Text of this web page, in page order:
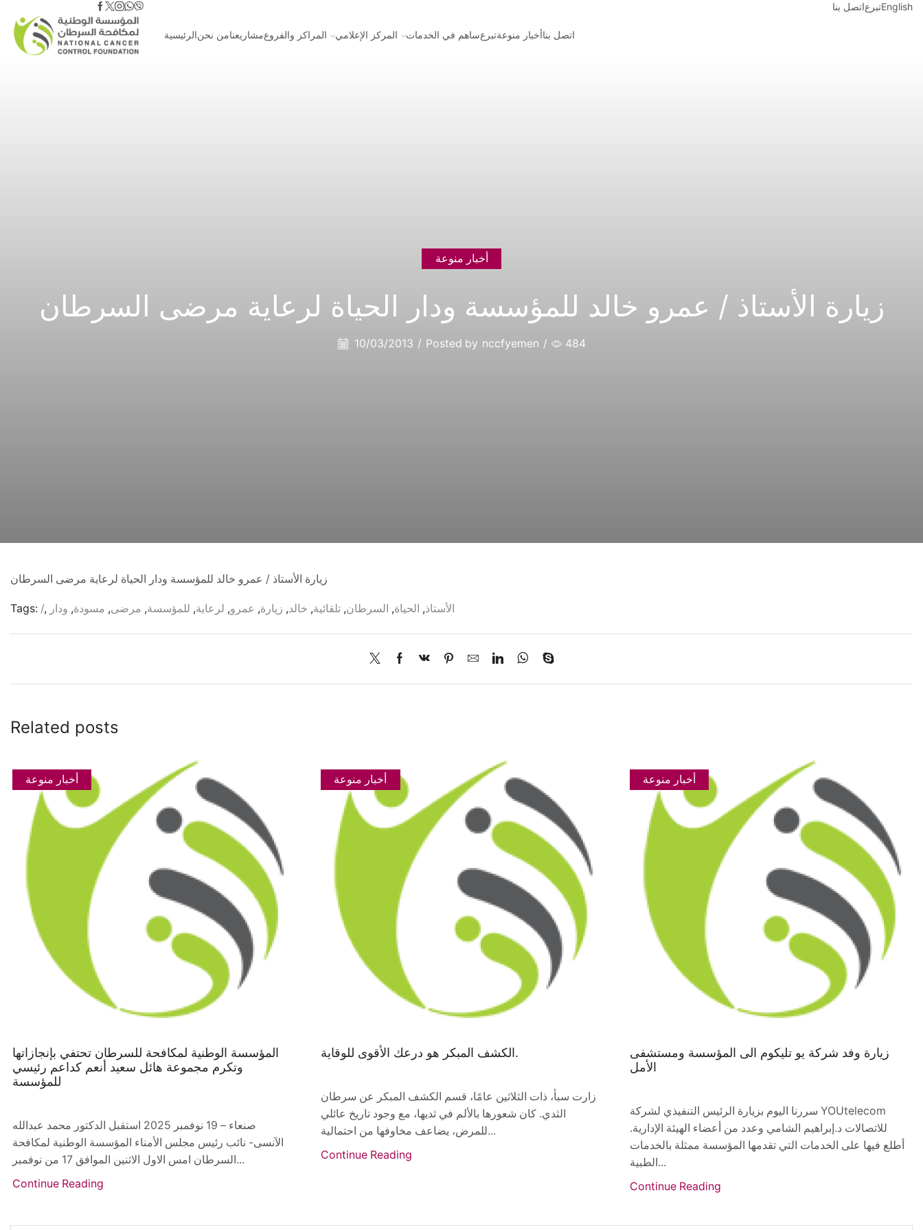
اتصل بناتبرعEnglish
الرئيسيةمن نحنمشاريعناالمراكز والفروع المركز الإعلامي ساهم في الخدماتتبرعأخبار منوعةاتصل بنا
أخبار منوعة
زيارة الأستاذ / عمرو خالد للمؤسسة ودار الحياة لرعاية مرضى السرطان
10/03/2013 / Posted by nccfyemen / 484
زيارة الأستاذ / عمرو خالد للمؤسسة ودار الحياة لرعاية مرضى السرطان
Tags: /, الأستاذ, الحياة, السرطان, تلقائية, خالد, زيارة, عمرو, لرعاية, للمؤسسة, مرضى, مسودة, ودار
Related posts
أخبار منوعة
المؤسسة الوطنية لمكافحة للسرطان تحتفي بإنجازاتها
وتكرم مجموعة هائل سعيد أنعم كداعم رئيسي
للمؤسسة
صنعاء – 19 نوفمبر 2025 استقبل الدكتور محمد عبدالله
الآنسى- نائب رئيس مجلس الأمناء المؤسسة الوطنية لمكافحة
السرطان امس الاول الاثنين الموافق 17 من نوفمبر...
Continue Reading
أخبار منوعة
الكشف المبكر هو درعك الأقوى للوقاية.
زارت سبأ، ذات الثلاثين عامًا، قسم الكشف المبكر عن سرطان
الثدي. كان شعورها بالألم في ثديها، مع وجود تاريخ عائلي
للمرض، يضاعف مخاوفها من احتمالية...
Continue Reading
أخبار منوعة
زيارة وفد شركة يو تليكوم الى المؤسسة ومستشفى
الأمل
سررنا اليوم بزيارة الرئيس التنفيذي لشركة YOUtelecom
للاتصالات د.إبراهيم الشامي وعدد من أعضاء الهيئة الإدارية.
أطلع فيها على الخدمات التي تقدمها المؤسسة ممثلة بالخدمات
الطبية...
Continue Reading